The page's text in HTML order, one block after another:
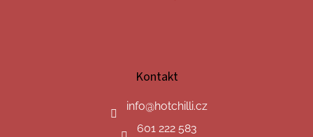
Kontakt
info@hotchilli.cz
601 222 583